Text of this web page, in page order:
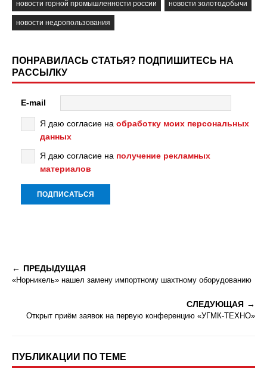
новости горной промышленности россии новости золотодобычи
новости недропользования
ПОНРАВИЛАСЬ СТАТЬЯ? ПОДПИШИТЕСЬ НА
РАССЫЛКУ
E-mail
Я даю согласие на обработку моих персональных
данных
Я даю согласие на получение рекламных
материалов
ПРЕДЫДУЩАЯ
«Норникель» нашел замену импортному шахтному оборудованию
СЛЕДУЮЩАЯ
Открыт приём заявок на первую конференцию «УГМК-ТЕХНО»
ПУБЛИКАЦИИ ПО ТЕМЕ